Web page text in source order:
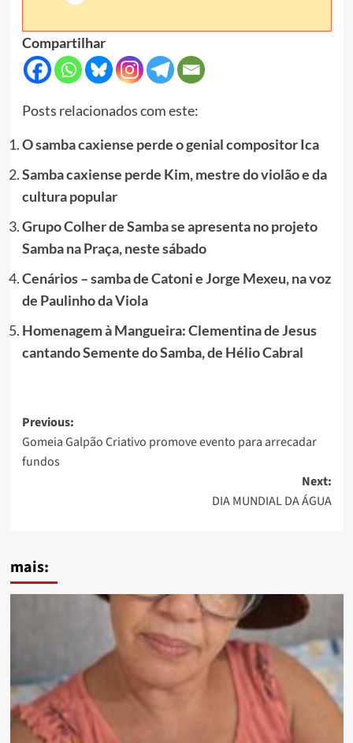
Compartilhar
Posts relacionados com este:
O samba caxiense perde o genial compositor Ica
Samba caxiense perde Kim, mestre do violão e da
cultura popular
Grupo Colher de Samba se apresenta no projeto
Samba na Praça, neste sábado
Cenários – samba de Catoni e Jorge Mexeu, na voz
de Paulinho da Viola
Homenagem à Mangueira: Clementina de Jesus
cantando Semente do Samba, de Hélio Cabral
Post
navigation
Previous:
Gomeia Galpão Criativo promove evento para arrecadar
fundos
Next:
DIA MUNDIAL DA ÁGUA
mais: